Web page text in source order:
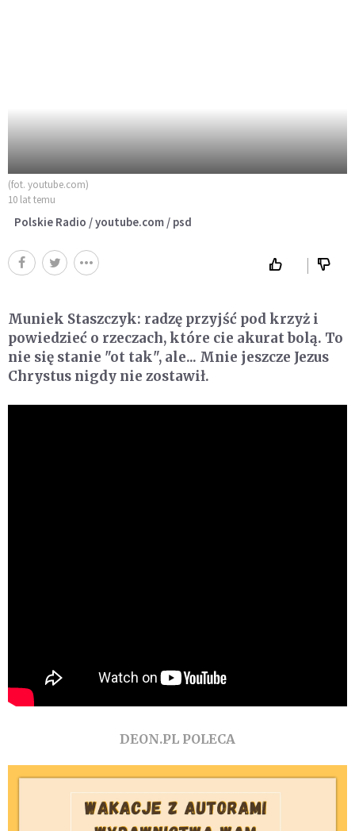
(fot. youtube.com)
10 lat temu
Polskie Radio / youtube.com / psd
Muniek Staszczyk: radzę przyjść pod krzyż i
powiedzieć o rzeczach, które cie akurat bolą. To
nie się stanie "ot tak", ale... Mnie jeszcze Jezus
Chrystus nigdy nie zostawił.
DEON.PL POLECA